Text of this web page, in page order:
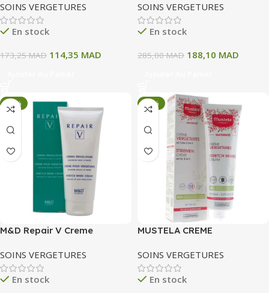
VERGETURES 200 ML
SOINS VERGETURES
En stock
173,25MAD 114,35 MAD
200 ML
SOINS VERGETURES
En stock
285,00MAD 188,10 MAD
-34%
M&D Repair V Creme
SOINS VERGETURES
En stock
-34%
MUSTELA CREME
EN 1 – TUBE DE 150 ML
SOINS VERGETURES
En stock